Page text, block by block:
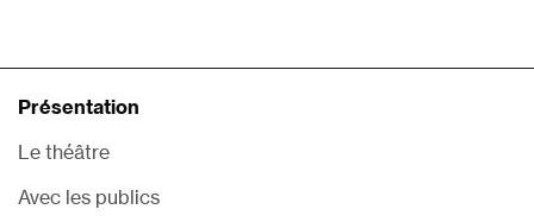
Présentation
Le théâtre
Avec les publics